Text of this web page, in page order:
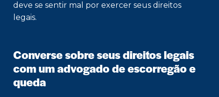
deve se sentir mal por exercer seus direitos
legais.
Converse sobre seus direitos legais
com um advogado de escorregão e
queda